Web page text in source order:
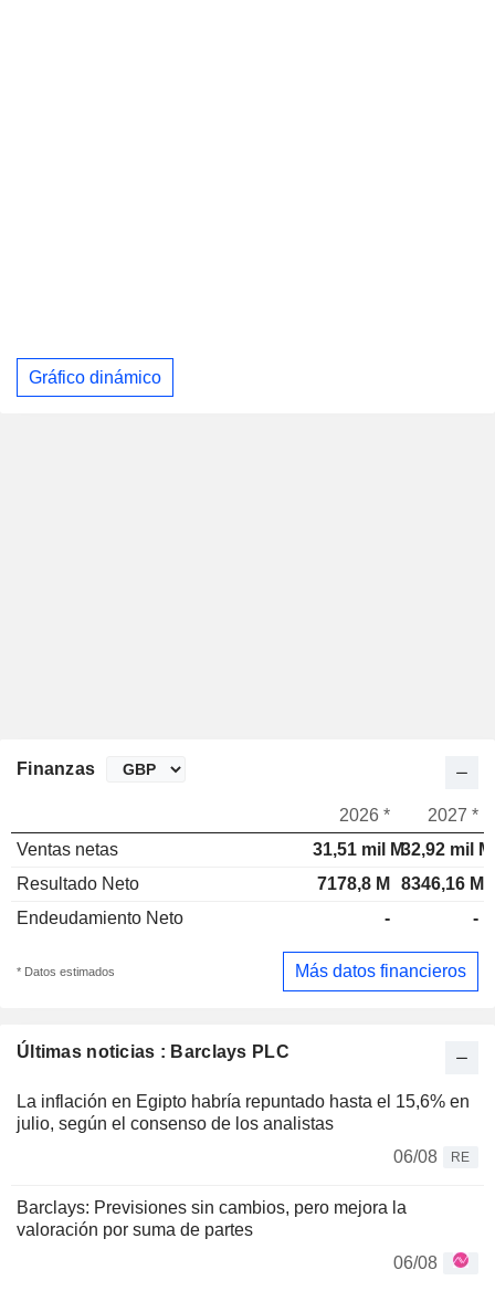
Gráfico dinámico
Últimas noticias : Barclays PLC
La inflación en Egipto habría repuntado hasta el 15,6% en
julio, según el consenso de los analistas
06/08
RE
Barclays: Previsiones sin cambios, pero mejora la
valoración por suma de partes
06/08
Finanzas
2026 *
2027 *
Ventas netas
31,51 mil M32,92 mil M
Resultado Neto
7178,8 M
8346,16 M
Endeudamiento Neto
- -
* Datos estimados Más datos financieros